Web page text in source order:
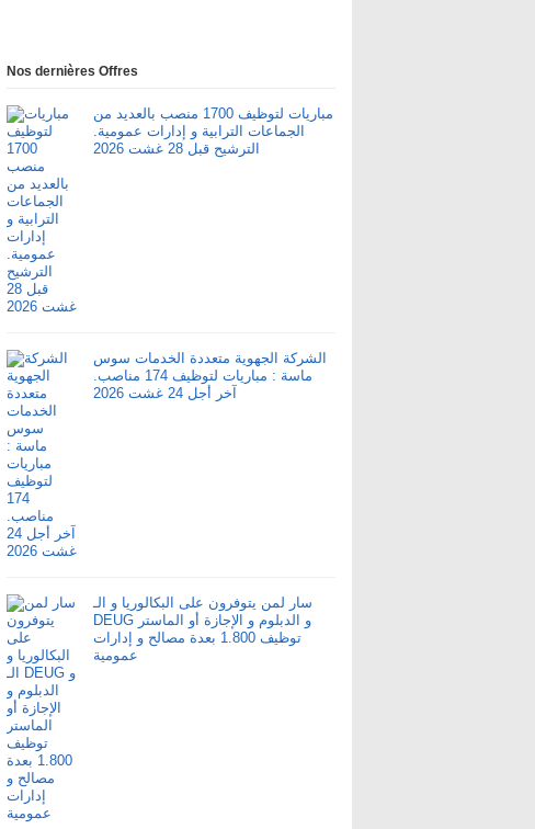
Nos dernières Offres
مباريات لتوظيف 1700 منصب بالعديد من
الجماعات الترابية و إدارات عمومية.
الترشيح قبل 28 غشت 2026
الشركة الجهوية متعددة الخدمات سوس
ماسة : مباريات لتوظيف 174 مناصب.
آخر أجل 24 غشت 2026
سار لمن يتوفرون على البكالوريا و الـ
DEUG و الدبلوم و الإجازة أو الماستر
توظيف 1.800 بعدة مصالح و إدارات
عمومية